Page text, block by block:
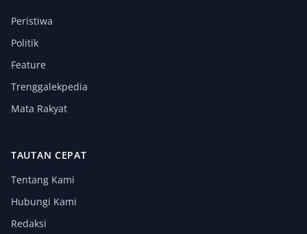
Peristiwa
Politik
Feature
Trenggalekpedia
Mata Rakyat
TAUTAN CEPAT
Tentang Kami
Hubungi Kami
Redaksi